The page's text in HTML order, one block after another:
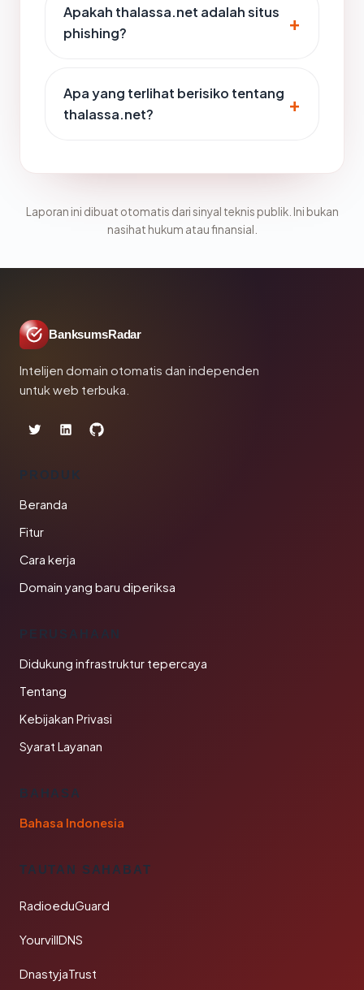
Apakah thalassa.net adalah situs
phishing?
Apa yang terlihat berisiko tentang
thalassa.net?
Laporan ini dibuat otomatis dari sinyal teknis publik. Ini bukan
nasihat hukum atau finansial.
BanksumsRadar
Intelijen domain otomatis dan independen
untuk web terbuka.
PRODUK
Beranda
Fitur
Cara kerja
Domain yang baru diperiksa
PERUSAHAAN
Didukung infrastruktur tepercaya
Tentang
Kebijakan Privasi
Syarat Layanan
BAHASA
Bahasa Indonesia
TAUTAN SAHABAT
RadioeduGuard
YourvillDNS
DnastyjaTrust